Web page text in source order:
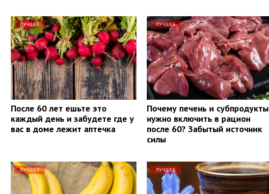
ЛУЧШЕЕ
После 60 лет ешьте это
каждый день и забудете где у
вас в доме лежит аптечка
ЛУЧШЕЕ
Почему печень и субпродукты
нужно включить в рацион
после 60? Забытый источник
силы
ЛУЧШЕЕ ЛУЧШЕЕ